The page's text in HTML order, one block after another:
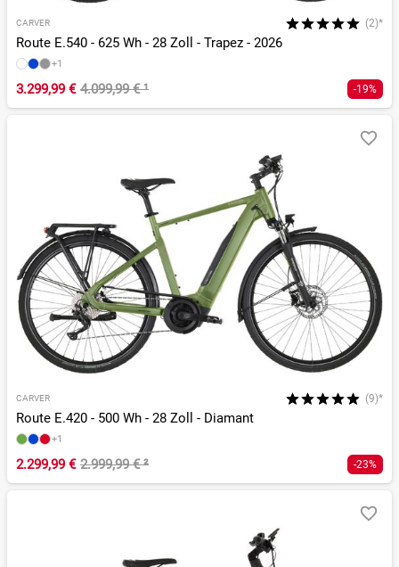
CARVER (2)*
Route E.540 - 625 Wh - 28 Zoll - Trapez - 2026
+1
3.299,99 € 4.099,99 €¹ -19%
CARVER (9)*
Route E.420 - 500 Wh - 28 Zoll - Diamant
+1
2.299,99 € 2.999,99 €² -23%